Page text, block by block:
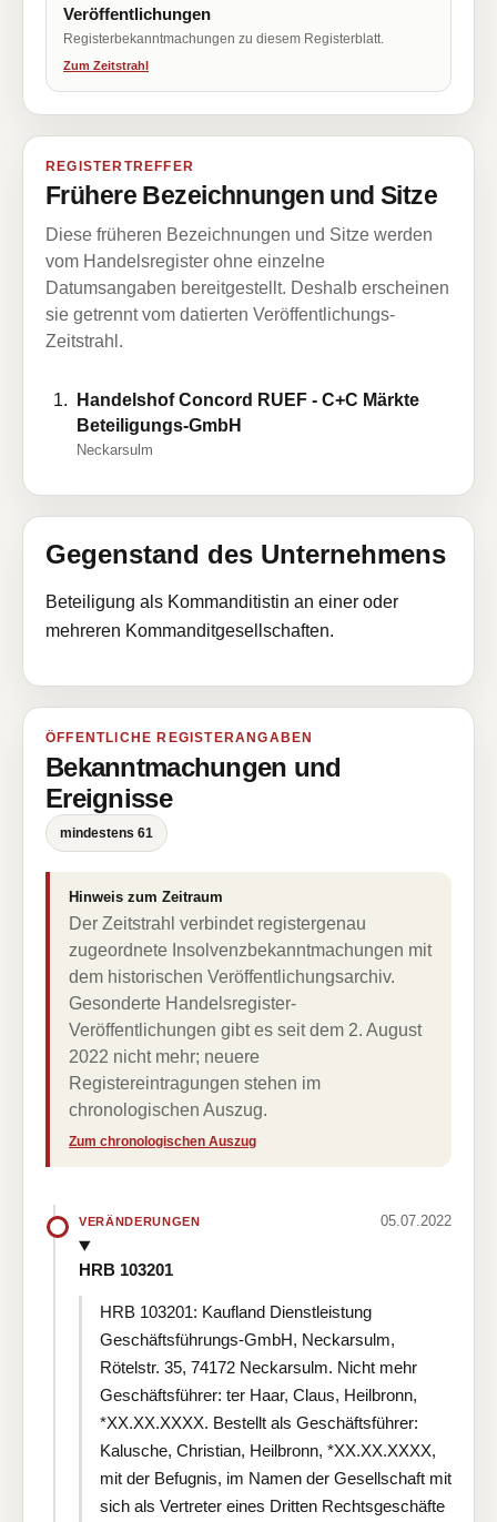
Veröffentlichungen
Registerbekanntmachungen zu diesem Registerblatt.
Zum Zeitstrahl
REGISTERTREFFER
Frühere Bezeichnungen und Sitze
Diese früheren Bezeichnungen und Sitze werden
vom Handelsregister ohne einzelne
Datumsangaben bereitgestellt. Deshalb erscheinen
sie getrennt vom datierten Veröffentlichungs-
Zeitstrahl.
Handelshof Concord RUEF - C+C Märkte
Beteiligungs-GmbH
Neckarsulm
Gegenstand des Unternehmens
Beteiligung als Kommanditistin an einer oder
mehreren Kommanditgesellschaften.
ÖFFENTLICHE REGISTERANGABEN
Bekanntmachungen und
Ereignisse
mindestens 61
Hinweis zum Zeitraum
Der Zeitstrahl verbindet registergenau
zugeordnete Insolvenzbekanntmachungen mit
dem historischen Veröffentlichungsarchiv.
Gesonderte Handelsregister-
Veröffentlichungen gibt es seit dem 2. August
2022 nicht mehr; neuere
Registereintragungen stehen im
chronologischen Auszug.
Zum chronologischen Auszug
VERÄNDERUNGEN 05.07.2022
HRB 103201
HRB 103201: Kaufland Dienstleistung
Geschäftsführungs-GmbH, Neckarsulm,
Rötelstr. 35, 74172 Neckarsulm. Nicht mehr
Geschäftsführer: ter Haar, Claus, Heilbronn,
*XX.XX.XXXX. Bestellt als Geschäftsführer:
Kalusche, Christian, Heilbronn, *XX.XX.XXXX,
mit der Befugnis, im Namen der Gesellschaft mit
sich als Vertreter eines Dritten Rechtsgeschäfte